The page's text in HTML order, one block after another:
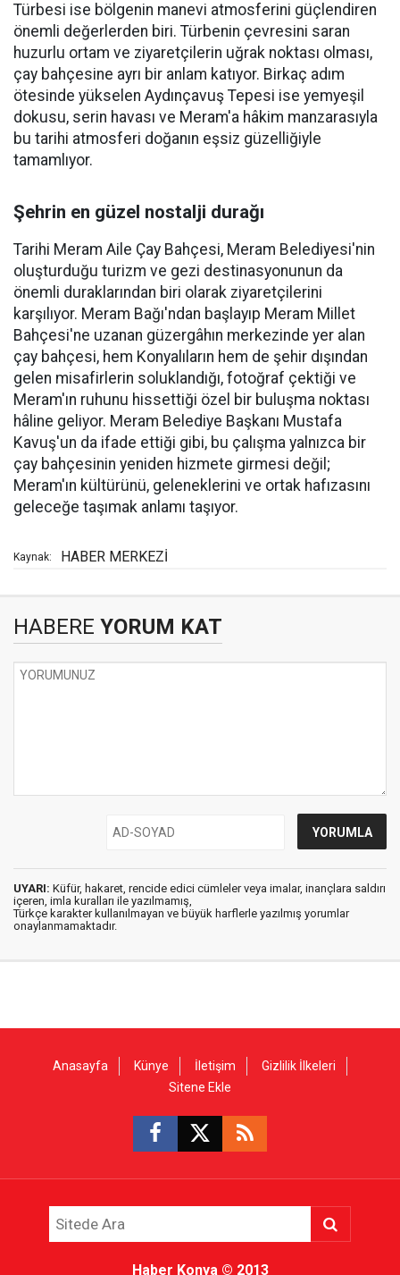
Türbesi ise bölgenin manevi atmosferini güçlendiren
önemli değerlerden biri. Türbenin çevresini saran
huzurlu ortam ve ziyaretçilerin uğrak noktası olması,
çay bahçesine ayrı bir anlam katıyor. Birkaç adım
ötesinde yükselen Aydınçavuş Tepesi ise yemyeşil
dokusu, serin havası ve Meram'a hâkim manzarasıyla
bu tarihi atmosferi doğanın eşsiz güzelliğiyle
tamamlıyor.
Şehrin en güzel nostalji durağı
Tarihi Meram Aile Çay Bahçesi, Meram Belediyesi'nin
oluşturduğu turizm ve gezi destinasyonunun da
önemli duraklarından biri olarak ziyaretçilerini
karşılıyor. Meram Bağı'ndan başlayıp Meram Millet
Bahçesi'ne uzanan güzergâhın merkezinde yer alan
çay bahçesi, hem Konyalıların hem de şehir dışından
gelen misafirlerin soluklandığı, fotoğraf çektiği ve
Meram'ın ruhunu hissettiği özel bir buluşma noktası
hâline geliyor. Meram Belediye Başkanı Mustafa
Kavuş'un da ifade ettiği gibi, bu çalışma yalnızca bir
çay bahçesinin yeniden hizmete girmesi değil;
Meram'ın kültürünü, geleneklerini ve ortak hafızasını
geleceğe taşımak anlamı taşıyor.
Kaynak: HABER MERKEZİ
HABERE YORUM KAT
UYARI: Küfür, hakaret, rencide edici cümleler veya imalar, inançlara saldırı
içeren, imla kuralları ile yazılmamış,
Türkçe karakter kullanılmayan ve büyük harflerle yazılmış yorumlar
onaylanmamaktadır.
Anasayfa Künye İletişim
Gizlilik İlkeleri
Sitene Ekle
Haber Konya© 2013